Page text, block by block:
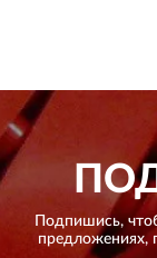
Подпишись,
предложениях,